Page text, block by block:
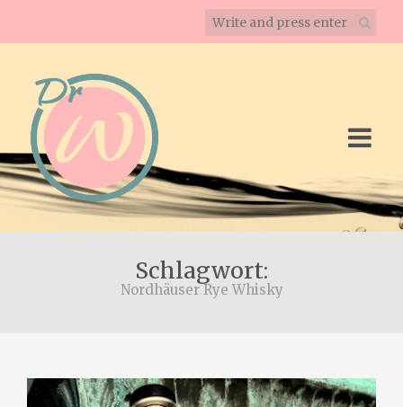
Schlagwort:
Nordhäuser Rye Whisky